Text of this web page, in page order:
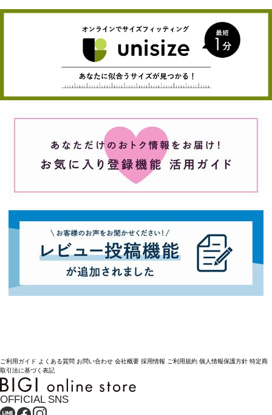
ご利用ガイド よくある質問 お問い合わせ 会社概要 採用情報 ご利用規約 個人情報保護方針 特定商
取引法に基づく表記
OFFICIAL SNS